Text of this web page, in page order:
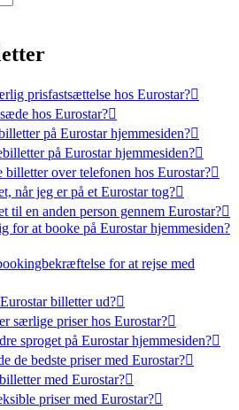
prisfastsættelse hos Eurostar?
hos Eurostar?
på Eurostar hjemmesiden?
på Eurostar hjemmesiden?
over telefonen hos Eurostar?
når jeg er på et Eurostar tog?
til en anden person gennem Eurostar?
for at booke på Eurostar hjemmesiden?
for at rejse med
billetter ud?
særlige priser hos Eurostar?
sproget på Eurostar hjemmesiden?
de bedste priser med Eurostar?
med Eurostar?
priser med Eurostar?